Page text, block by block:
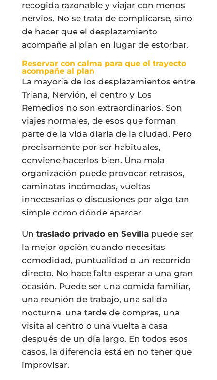
recogida razonable y viajar con menos
nervios. No se trata de complicarse, sino
de hacer que el desplazamiento
acompañe al plan en lugar de estorbar.
Reservar con calma para que el trayecto
acompañe al plan
La mayoría de los desplazamientos entre
Triana, Nervión, el centro y Los
Remedios no son extraordinarios. Son
viajes normales, de esos que forman
parte de la vida diaria de la ciudad. Pero
precisamente por ser habituales,
conviene hacerlos bien. Una mala
organización puede provocar retrasos,
caminatas incómodas, vueltas
innecesarias o discusiones por algo tan
simple como dónde aparcar.
Un traslado privado en Sevillapuede ser
la mejor opción cuando necesitas
comodidad, puntualidad o un recorrido
directo. No hace falta esperar a una gran
ocasión. Puede ser una comida familiar,
una reunión de trabajo, una salida
nocturna, una tarde de compras, una
visita al centro o una vuelta a casa
después de un día largo. En todos esos
casos, la diferencia está en no tener que
improvisar.